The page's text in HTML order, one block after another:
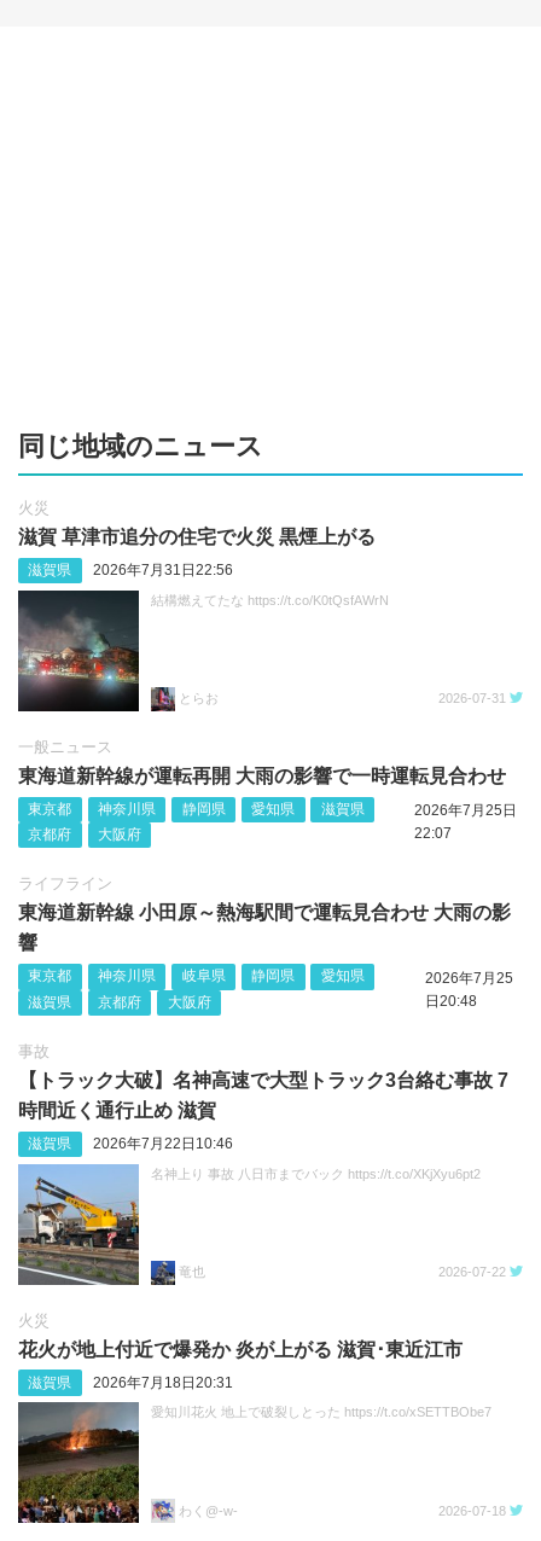
同じ地域のニュース
火災
滋賀 草津市追分の住宅で火災 黒煙上がる
滋賀県 2026年7月31日22:56
結構燃えてたな https://t.co/K0tQsfAWrN
とらお 2026-07-31
一般ニュース
東海道新幹線が運転再開 大雨の影響で一時運転見合わせ
東京都 神奈川県 静岡県 愛知県
滋賀県
京都府
大阪府
2026年7月25日
22:07
ライフライン
東海道新幹線 小田原～熱海駅間で運転見合わせ 大雨の影
響
東京都 神奈川県 岐阜県 静岡県
愛知県
滋賀県
京都府 大阪府
2026年7月25
日20:48
事故
【トラック大破】名神高速で大型トラック3台絡む事故 7
時間近く通行止め 滋賀
滋賀県 2026年7月22日10:46
名神上り 事故 八日市までバック https://t.co/XKjXyu6pt2
竜也 2026-07-22
火災
花火が地上付近で爆発か 炎が上がる 滋賀･東近江市
滋賀県 2026年7月18日20:31
愛知川花火 地上で破裂しとった https://t.co/xSETTBObe7
わく@-w- 2026-07-18